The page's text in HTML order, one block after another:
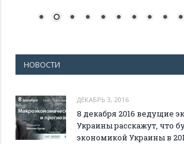
НОВОСТИ
ДЕКАБРЬ 3, 2016
8 декабря 2016 ведущие
Украины расскажут, что
экономикой Украины в